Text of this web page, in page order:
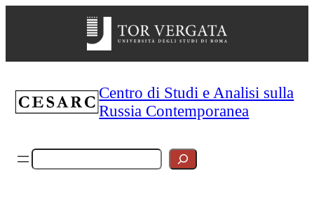
Centro di Studi e Analisi sulla
Russia Contemporanea
Cerca